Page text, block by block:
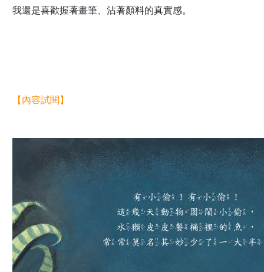
我還是喜歡握著畫筆、沾著顏料的真實感。
【內容試閱】